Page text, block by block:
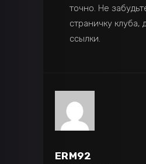
точно. Не
страничку клуба,
ссылки.
ERM92